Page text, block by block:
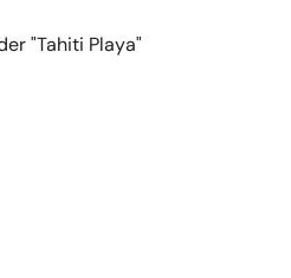
"Tahiti Playa"